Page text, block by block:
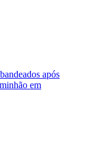
após
em